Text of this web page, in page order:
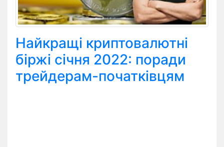
Найкращі криптовалютні
біржі січня 2022: поради
трейдерам-початківцям